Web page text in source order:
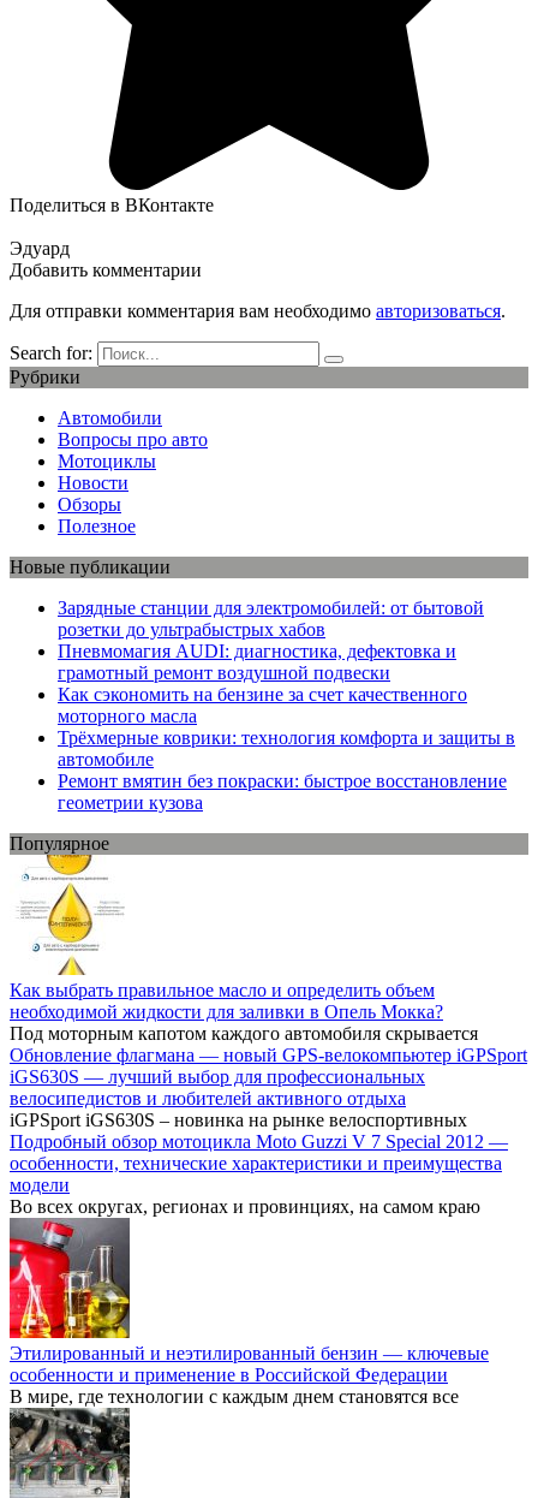
Поделиться в ВКонтакте
Эдуард
Добавить комментарии
Для отправки комментария вам необходимо авторизоваться.
Search for:
Рубрики
Автомобили
Вопросы про авто
Мотоциклы
Новости
Обзоры
Полезное
Новые публикации
Зарядные станции для электромобилей: от бытовой
розетки до ультрабыстрых хабов
Пневмомагия AUDI: диагностика, дефектовка и
грамотный ремонт воздушной подвески
Как сэкономить на бензине за счет качественного
моторного масла
Трёхмерные коврики: технология комфорта и защиты в
автомобиле
Ремонт вмятин без покраски: быстрое восстановление
геометрии кузова
Популярное
Как выбрать правильное масло и определить объем
необходимой жидкости для заливки в Опель Мокка?
Под моторным капотом каждого автомобиля скрывается
Обновление флагмана — новый GPS-велокомпьютер iGPSport
iGS630S — лучший выбор для профессиональных
велосипедистов и любителей активного отдыха
iGPSport iGS630S – новинка на рынке велоспортивных
Подробный обзор мотоцикла Moto Guzzi V 7 Special 2012 —
особенности, технические характеристики и преимущества
модели
Во всех округах, регионах и провинциях, на самом краю
Этилированный и неэтилированный бензин — ключевые
особенности и применение в Российской Федерации
В мире, где технологии с каждым днем становятся все